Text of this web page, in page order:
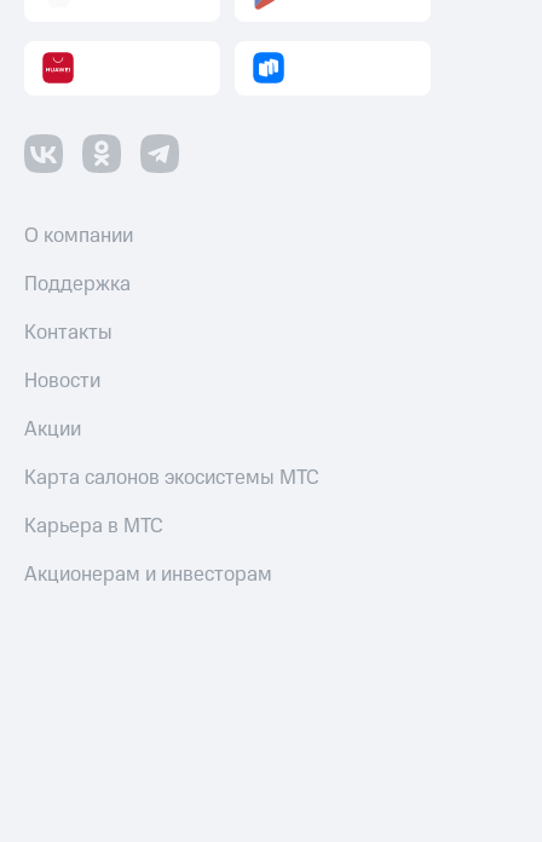
О компании
Поддержка
Контакты
Новости
Акции
Карта салонов экосистемы МТС
Карьера в МТС
Акционерам и инвесторам